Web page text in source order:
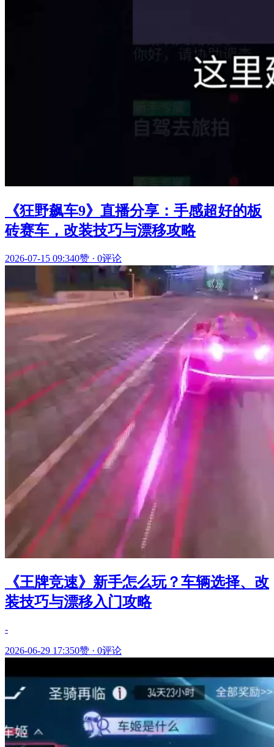
《狂野飙车9》直播分享：手感超好的板
砖赛车，改装技巧与漂移攻略
2026-07-15 09:340赞 · 0评论
《王牌竞速》新手怎么玩？车辆选择、改
装技巧与漂移入门攻略
-
2026-06-29 17:350赞 · 0评论